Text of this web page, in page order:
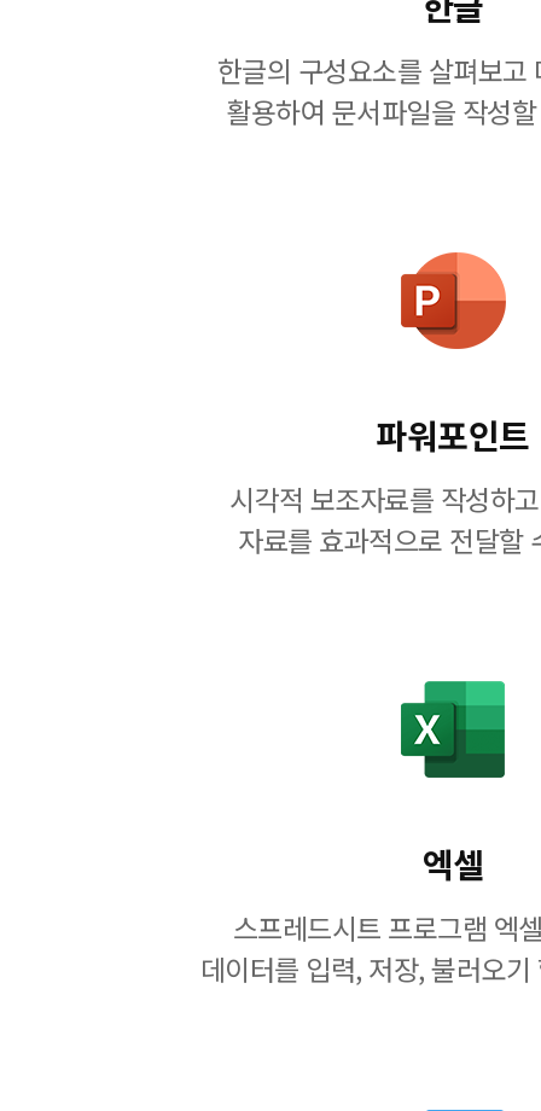
한글의 구성요소를 살펴보고
활용하여 문서파일을 작성
파워포인트
시각적 보조자료를 작성하
자료를 효과적으로 전달할
엑셀
스프레드시트 프로그램 엑
데이터를 입력, 저장, 불러오